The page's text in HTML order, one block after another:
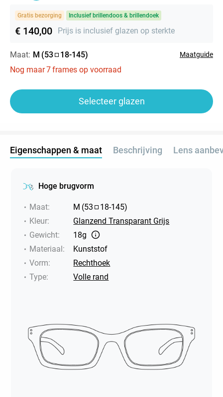
Gratis bezorging Inclusief brillendoos & brillendoek
€ 140,00 Prijs is inclusief glazen op sterkte
Maat: M (53 18-145) Maatguide
Nog maar7frames op voorraad
Selecteer glazen
Eigenschappen & maat Beschrijving Lens
Hoge brugvorm
Maat: M (53 18-145)
Kleur:
Glanzend Transparant Grijs
Gewicht:
18g
Materiaal:
Kunststof
Vorm:
Rechthoek
Type: Volle rand